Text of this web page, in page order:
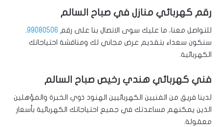
رقم كهربائي منازل في صباح السالم
للتواصل معنا، ما عليك سوى الاتصال بنا على رقم 99080506
.
سنكون سعداء بتقديم عرض مجاني لك ومناقشة احتياجاتك
الكهربائية.
فني كهربائي هندي رخيص صباح السالم
لدينا فريق من الفنيين الكهربائيين الهنود ذوي الخبرة والمؤهلين
الذين يمكنهم مساعدتك في جميع احتياجاتك الكهربائية بأسعار
معقولة.